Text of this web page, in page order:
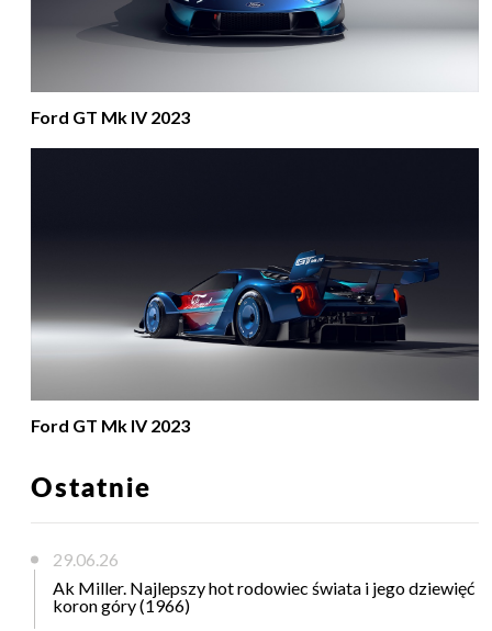
Ford GT Mk IV 2023
Ford GT Mk IV 2023
Ostatnie
29.06.26
Ak Miller. Najlepszy hot rodowiec świata i jego dziewięć
koron góry (1966)